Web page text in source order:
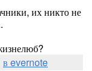
их никто не
в evernote